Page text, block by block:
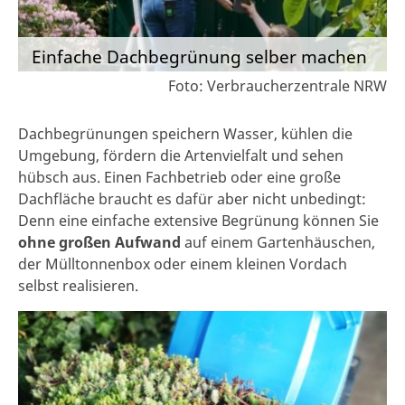
Einfache Dachbegrünung selber machen
Foto: Verbraucherzentrale NRW
Dachbegrünungen speichern Wasser, kühlen die
Umgebung, fördern die Artenvielfalt und sehen
hübsch aus. Einen Fachbetrieb oder eine große
Dachfläche braucht es dafür aber nicht unbedingt:
Denn eine einfache extensive Begrünung können Sie
ohne großen Aufwand auf einem Gartenhäuschen,
der Mülltonnenbox oder einem kleinen Vordach
selbst realisieren.